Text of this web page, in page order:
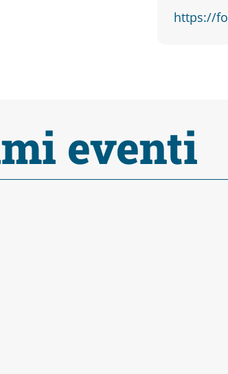
https://
eventi